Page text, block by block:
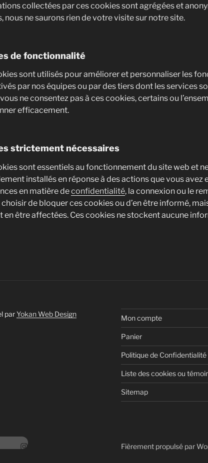
collectées par ces cookies sont agrégées et
nous ne saurons rien de votre visite sur notre site.
de fonctionnalité
sont utilisés pour améliorer et personnaliser les
par nos équipes ou par des tiers dont les services
ne consentez pas à ces cookies, certains ou
efficacement.
strictement nécessaires
sont essentiels au fonctionnement du site web et
installés en réponse à des actions que vous avez
en matière deconfidentialité, la connexion ou le
de bloquer ces cookies ou d’en être informé,
en être affectées. Ces cookies ne stockent aucune
parYokan Web Design Mon compte
Panier
Politique de Confidentialité
Liste des cookies ou
Sitemap
Fièrement propulsé par